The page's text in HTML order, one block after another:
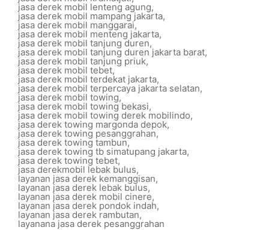
jasa derek mobil lenteng agung,
jasa derek mobil mampang jakarta,
jasa derek mobil manggarai,
jasa derek mobil menteng jakarta,
jasa derek mobil tanjung duren,
jasa derek mobil tanjung duren jakarta barat,
jasa derek mobil tanjung priuk,
jasa derek mobil tebet,
jasa derek mobil terdekat jakarta,
jasa derek mobil terpercaya jakarta selatan,
jasa derek mobil towing,
jasa derek mobil towing bekasi,
jasa derek mobil towing derek mobilindo,
jasa derek towing margonda depok,
jasa derek towing pesanggrahan,
jasa derek towing tambun,
jasa derek towing tb simatupang jakarta,
jasa derek towing tebet,
jasa derekmobil lebak bulus,
layanan jasa derek kemanggisan,
layanan jasa derek lebak bulus,
layanan jasa derek mobil cinere,
layanan jasa derek pondok indah,
layanan jasa derek rambutan,
layanana jasa derek pesanggrahan